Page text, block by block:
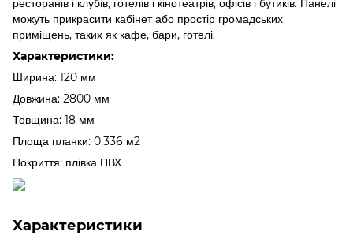
ресторанів і клубів, готелів і кінотеатрів, офісів і бутиків. Панелі
можуть прикрасити кабінет або простір громадських
приміщень, таких як кафе, бари, готелі.
Характеристики:
Ширина: 120 мм
Довжина: 2800 мм
Товщина: 18 мм
Площа планки: 0,336 м2
Покриття: плівка ПВХ
Характеристики